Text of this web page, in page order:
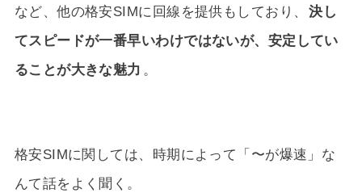
など、他の格安SIMに回線を提供もしており、 決し
てスピードが一番早いわけではないが、安定してい
ることが大きな魅力 。
格安SIMに関しては、時期によって「〜が爆速」な
んて話をよく聞く。